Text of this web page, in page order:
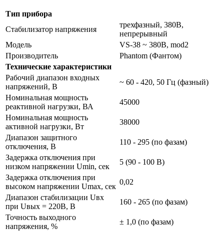
Тип прибора
Стабилизатор напряжения
трехфазный, 380В,
непрерывный
Модель
VS-38 ~ 380В, mod2
Производитель
Phantom (Фантом)
Технические характеристики
Рабочий диапазон входных
напряжений, В
~ 60 - 420, 50 Гц (фазный)
Номинальная мощность
реактивной нагрузки, ВА
45000
Номинальная мощность
активной нагрузки, Вт
38000
Диапазон защитного
отключения, В
110 - 295 (по фазам)
Задержка отключения при
низком напряжении Umin, сек
5 (90 - 100 В)
Задержка отключения при
высоком напряжении Umax, сек
0,02
Диапазон стабилизации Uвх
при Uвых = 220В, В
160 - 265 (по фазам)
Точность выходного
напряжения, %
± 1,0 (по фазам)